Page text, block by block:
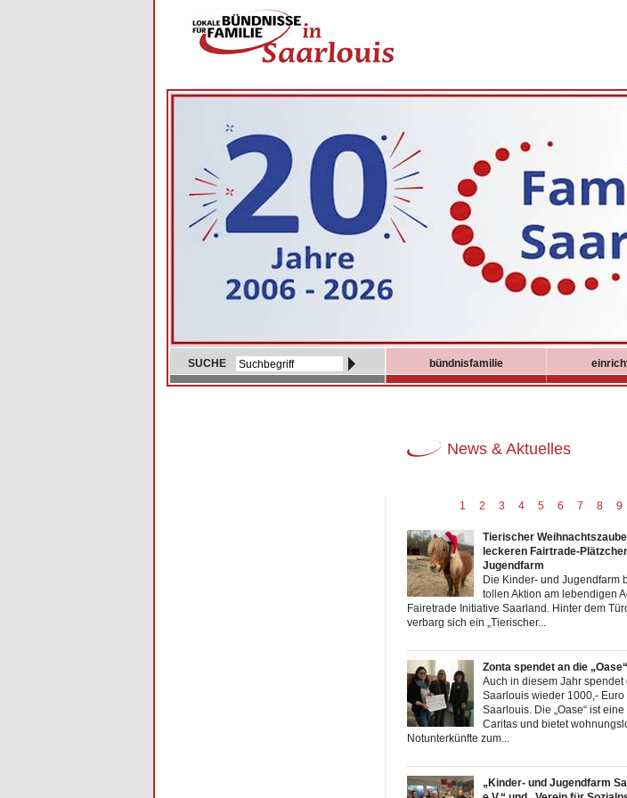
SUCHE bündnisfamilie
News & Aktuelles
1 2 3 4 5 6 7 8 9
Tierischer
leckeren Fairtrade-
Jugendfarm
Die Kinder- und Jugendfarm
tollen Aktion am lebendigen
Fairetrade Initiative Saarland. Hinter dem
verbarg sich ein „Tierischer...
Zonta spendet an die
Auch in diesem Jahr spendet
Saarlouis wieder 1000,- Euro
Saarlouis. Die „Oase“ ist
Caritas und bietet
Notunterkünfte zum...
„Kinder- und Jugendfarm